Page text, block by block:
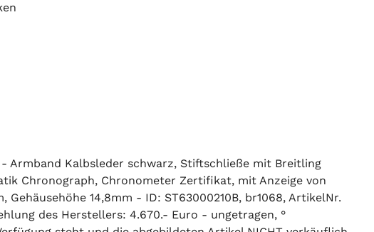
Armband Kalbsleder schwarz, Stiftschließe mit Breitling
Chronograph, Chronometer Zertifikat, mit Anzeige von
14,8mm - ID: ST63000210B, br1068, ArtikelNr.
des Herstellers: 4.670.- Euro - ungetragen, °